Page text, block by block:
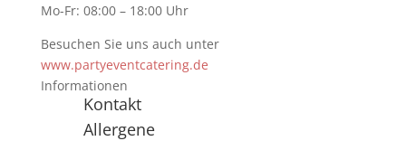
Mo-Fr: 08:00 – 18:00 Uhr
Besuchen Sie uns auch unter
www.partyeventcatering.de
Informationen
Kontakt
Allergene